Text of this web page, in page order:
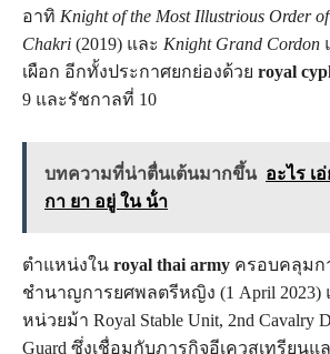
อาทิ Knight of the Most Illustrious Order
Chakri (2019) และ Knight Grand Cordon
เผือก อีกทั้งประกาศยกย่องด้วย royal
9 และรัชกาลที่ 10
บทความที่น่าตื่นเต้นมากขึ้น อะไร เ
กา ยา อยู่ ใน น้ํา
ตำแหน่งใน royal thai army ครอบคลุมก
ชำนาญการยศพลตรีหญิง (1 April 2023)
หน่วยม้า Royal Stable Unit, 2nd Cavalry
Guard ซึ่งเชื่อมกับภารกิจอีเควสเทรียน